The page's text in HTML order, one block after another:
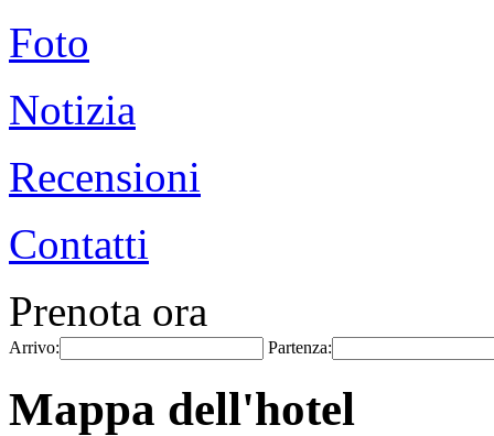
Foto
Notizia
Recensioni
Contatti
Prenota ora
Arrivo: Partenza:
Mappa dell'hotel